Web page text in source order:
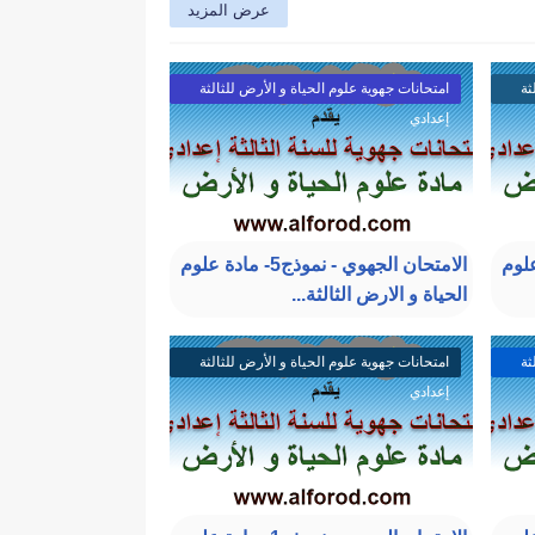
عرض المزيد
مادة علوم
امتحانات جهوية علوم الحياة و الأرض للثالثة
إعدادي
الامتحان الجهوي - نموذج5- مادة علوم
الحياة و الارض الثالثة...
امتحانات جهوية علوم الحياة و الأرض للثالثة
إعدادي